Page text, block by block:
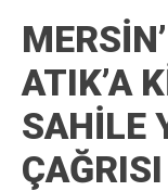
ATIK’A
SAHİLE
ÇAĞRISI